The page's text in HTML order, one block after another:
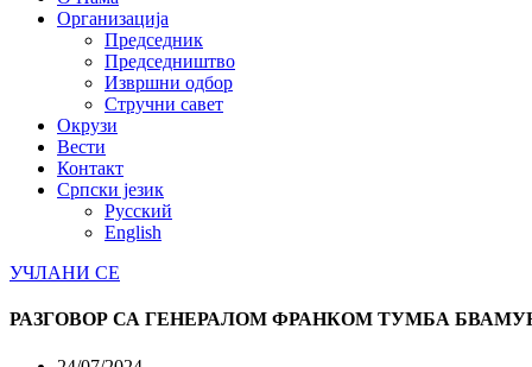
Организација
Председник
Председништво
Извршни одбор
Стручни савет
Окрузи
Вести
Контакт
Српски језик
Русский
English
УЧЛАНИ СЕ
РАЗГОВОР СА ГЕНЕРАЛОМ ФРАНКОМ ТУМБА